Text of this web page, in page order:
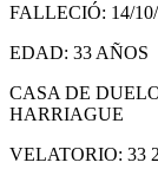
FALLECIÓ: 14/
EDAD: 33 AÑOS
CASA DE
HARRIAGUE
VELATORIO: 33